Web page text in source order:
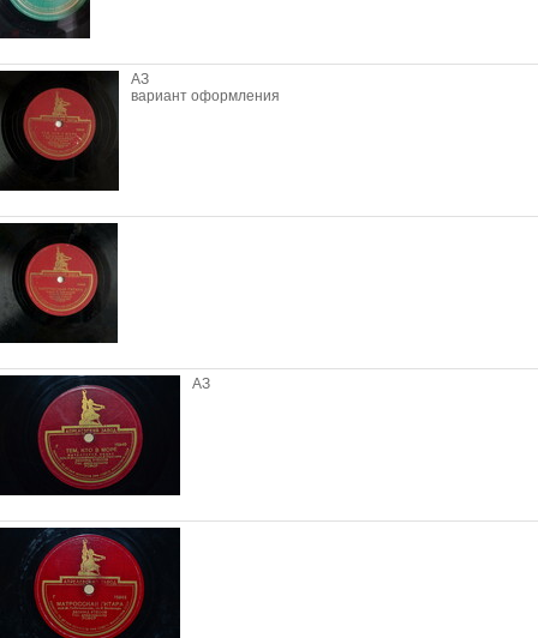
АЗ
вариант оформления
АЗ